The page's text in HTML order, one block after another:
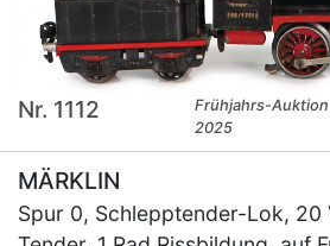
Nr. 1112
Frühjahrs-Auktion
2025
MÄRKLIN
Spur 0, Schlepptender-Lok, 20